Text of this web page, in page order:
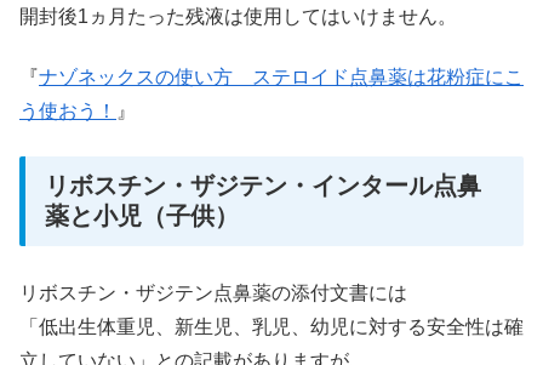
開封後1ヵ月たった残液は使用してはいけません。
『 ナゾネックスの使い方 ステロイド点鼻薬は花粉症にこ
う使おう！ 』
リボスチン・ザジテン・インタール点鼻
薬と小児（子供）
リボスチン・ザジテン点鼻薬の添付文書には
「低出生体重児、新生児、乳児、幼児に対する安全性は確
立していない」との記載がありますが、